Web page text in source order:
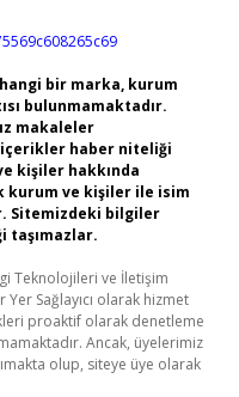
bir marka, kurum
bulunmamaktadır.
makaleler
içerikler haber niteliği
kişiler hakkında
kurum ve kişiler ile isim
Sitemizdeki bilgiler
taşımazlar.
Teknolojileri ve İletişim
Sağlayıcı olarak hizmet
proaktif olarak denetleme
Ancak, üyelerimiz
olup, siteye üye olarak